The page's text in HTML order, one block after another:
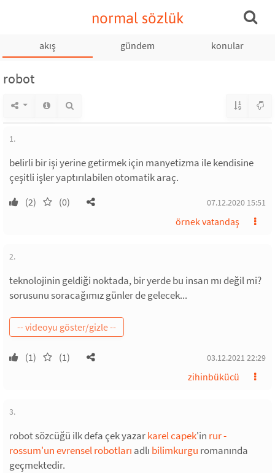
normal sözlük
akış gündem konular
robot
1.
belirli bir işi yerine getirmek için manyetizma ile kendisine
çeşitli işler yaptırılabilen otomatik araç.
(2) (0) 07.12.2020 15:51
örnek vatandaş
2.
teknolojinin geldiği noktada, bir yerde bu insan mı değil mi?
sorusunu soracağımız günler de gelecek...
(1) (1) 03.12.2021 22:29
zihinbükücü
3.
robot sözcüğü ilk defa çek yazarkarel capek'in rur -
rossum'un evrensel robotları adlı bilimkurgu romanında
geçmektedir.